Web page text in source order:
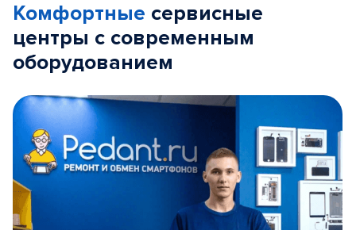
Комфортные сервисные
центры с современным
оборудованием